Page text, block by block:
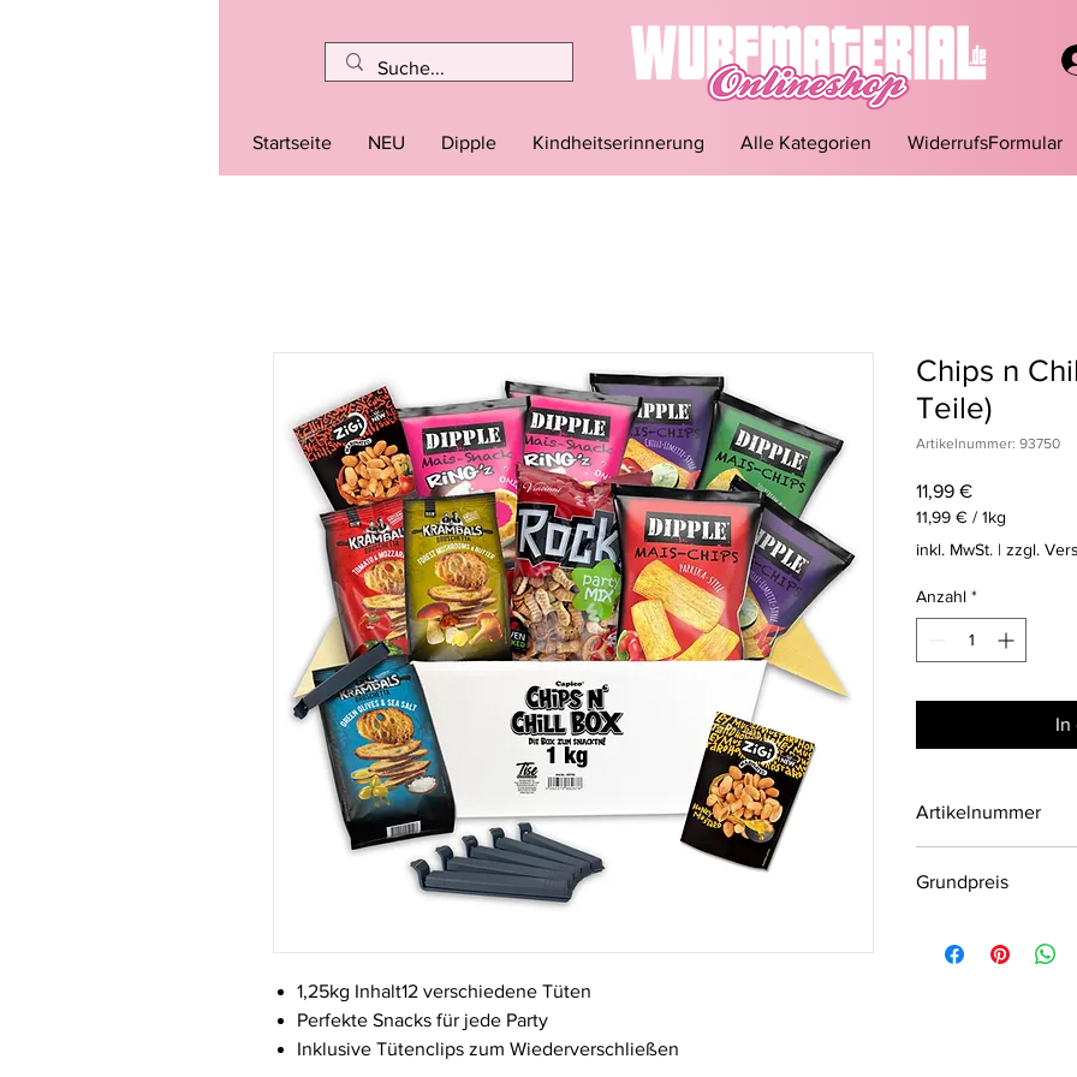
Startseite NEU Dipple Kindheitserinnerung Alle Kategorien WiderrufsFormular
1,25kg Inhalt12 verschiedene Tüten
Perfekte Snacks für jede Party
Inklusive Tütenclips zum Wiederverschließen
Chips n
Teile)
Artikelnummer: 93750
11,99 €Preis
11,99 € / 1kg
11,99 €
Kilogramm
inkl. MwSt. | zzgl.
Anzahl *
In
Artikelnummer
Grundpreis